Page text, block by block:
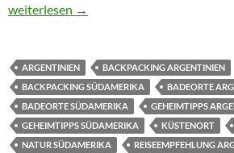
Strandurlaub Argentinien? Macht das
weiterlesen →
ARGENTINIEN
BACKPACKING ARGENTINIEN
BACKPACKING SÜDAMERIKA
BADEORTE
BADEORTE SÜDAMERIKA
GEHEIMTIPPS
GEHEIMTIPPS SÜDAMERIKA
KÜSTENORT
NATUR SÜDAMERIKA
REISEEMPFEHLUNG